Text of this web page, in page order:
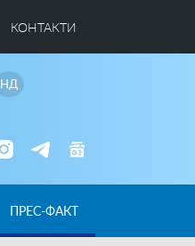
КОНТАКТИ
НД
ПРЕС-ФАКТ